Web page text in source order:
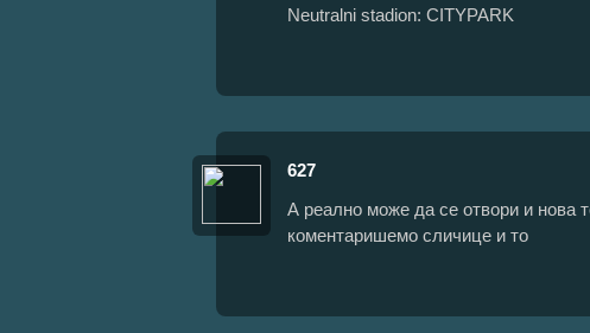
Neutralni stadion: CITYPARK
627
А реално може да се отвори и нова
коментаришемо сличице и то